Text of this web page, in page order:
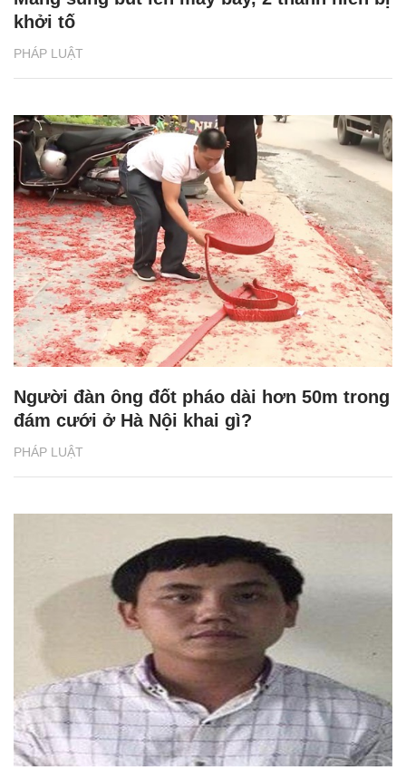
PHÁP LUẬT
khởi tố
PHÁP LUẬT
Người đàn ông đốt pháo dài hơn 50m trong
đám cưới ở Hà Nội khai gì?